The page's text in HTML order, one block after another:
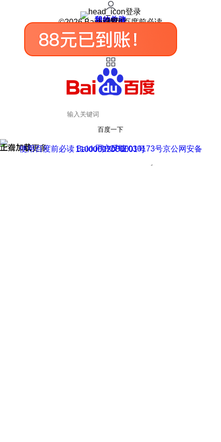
登录
我的关注
我的收藏
皮肤中心
用户反馈
设置
©2026 Baidu 使用百度前必读
百度一下
正在加载
上滑加载更多 用户反馈
使用百度前必读 Baidu 京ICP证030173号
京公网安备11000002000001号